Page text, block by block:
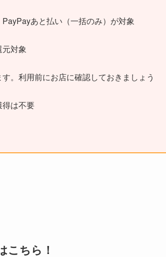
あと払い（一括のみ）が対象
元対象
。利用前にお店に確認しておきましょう
得は不要
こちら！